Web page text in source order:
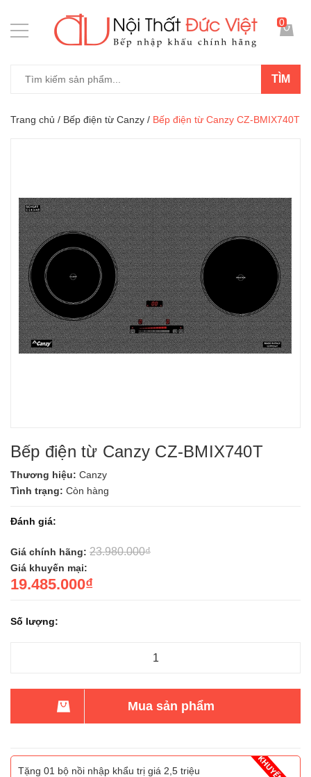
TÌM
0
Trang chủ / Bếp điện từ Canzy / Bếp điện từ Canzy CZ-BMIX740T
Bếp điện từ Canzy CZ-BMIX740T
Thương hiệu: Canzy
Tình trạng: Còn hàng
Đánh giá:
Giá chính hãng: 23.980.000₫
Giá khuyến mại:
19.485.000₫
Số lượng:
Mua sản phẩm
Tặng 01 bộ nồi nhập khẩu trị giá 2,5 triệu